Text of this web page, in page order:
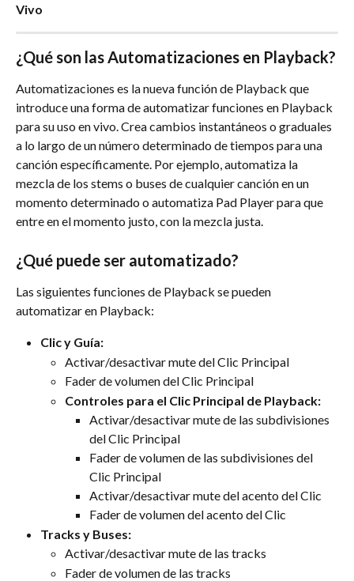
Vivo
¿Qué son las Automatizaciones en Playback?
Automatizaciones es la nueva función de Playback que
introduce una forma de automatizar funciones en Playback
para su uso en vivo. Crea cambios instantáneos o graduales
a lo largo de un número determinado de tiempos para una
canción específicamente. Por ejemplo, automatiza la
mezcla de los stems o buses de cualquier canción en un
momento determinado o automatiza Pad Player para que
entre en el momento justo, con la mezcla justa.
¿Qué puede ser automatizado?
Las siguientes funciones de Playback se pueden
automatizar en Playback:
Clic y Guía:
Activar/desactivar mute del Clic Principal
Fader de volumen del Clic Principal
Controles para el Clic Principal de Playback:
Activar/desactivar mute de las subdivisiones
del Clic Principal
Fader de volumen de las subdivisiones del
Clic Principal
Activar/desactivar mute del acento del Clic
Fader de volumen del acento del Clic
Tracks y Buses:
Activar/desactivar mute de las tracks
Fader de volumen de las tracks